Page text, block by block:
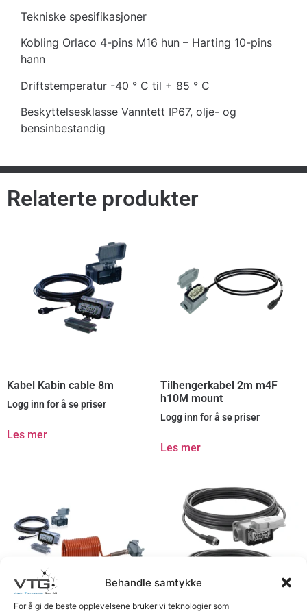
Behandle samtykke
For å gi de beste opplevelsene bruker vi teknologier som
Tekniske spesifikasjoner
Kobling Orlaco 4-pins M16 hun – Harting 10-pins
hann
Driftstemperatur -40 ° C til + 85 ° C
Beskyttelsesklasse Vanntett IP67, olje- og
bensinbestandig
Relaterte produkter
Kabel Kabin cable 8m
Logg inn for å se priser
Les mer
Tilhengerkabel 2m m4F
h10M mount
Logg inn for å se priser
Les mer